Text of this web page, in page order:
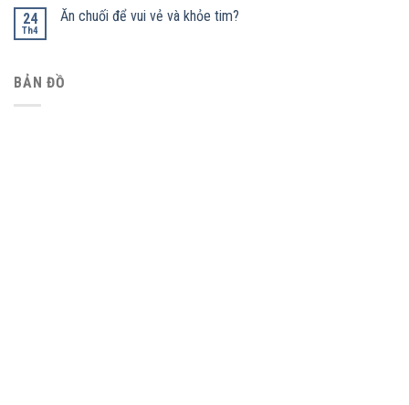
24
Th4
Ăn chuối để vui vẻ và khỏe tim?
BẢN ĐỒ